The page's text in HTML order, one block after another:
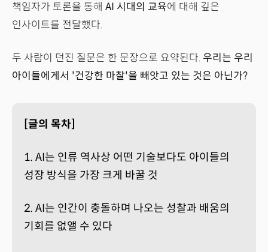
책임자가 토론을 통해 AI 시대의 교육에 대해 깊은
인사이트를 전달했다.
두 사람이 던진 질문은 한 문장으로 요약된다. 우리는 우리
아이들에게서 '건강한 마찰'을 빼앗고 있는 것은 아닌가?
[글의 목차]
1. AI는 인류 역사상 어떤 기술보다도 아이들의
성장 방식을 가장 크게 바꿀 것
2. AI는 인간이 충돌하며 나오는 성찰과 배움의
기회를 없앨 수 있다